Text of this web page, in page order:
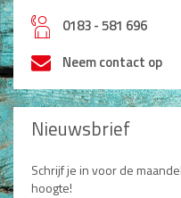
h0183 - 581 696
Neem contact op
Nieuwsbrief
Schrijf je in voor de
hoogte!